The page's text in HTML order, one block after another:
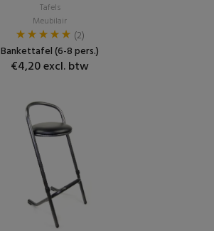
Tafels
Meubilair
(2)
Bankettafel (6-8 pers.)
€4,20 excl. btw